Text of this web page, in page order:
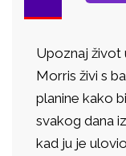
Upoznaj život
Morris živi s
planine kako
svakog dana
kad ju je